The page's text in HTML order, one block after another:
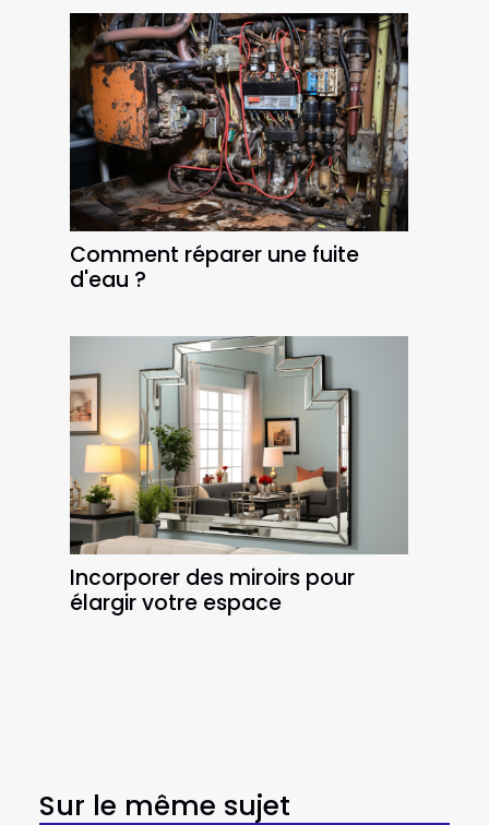
Comment réparer une fuite
d'eau ?
Incorporer des miroirs pour
élargir votre espace
Sur le même sujet